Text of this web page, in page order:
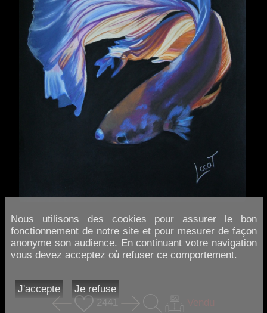
Nous utilisons des cookies pour assurer le bon
fonctionnement de notre site et pour mesurer de façon
anonyme son audience. En continuant votre navigation
vous devez acceptez où refuser ce comportement.
J'accepte Je refuse
2441 Vendu